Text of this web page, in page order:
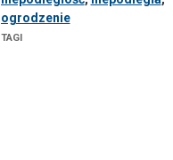
ogrodzenie
TAGI